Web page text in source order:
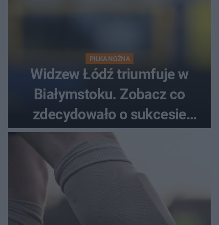
PIŁKA NOŻNA
Widzew Łódź triumfuje w
Białymstoku. Zobacz co
zdecydowało o sukcesie
gości